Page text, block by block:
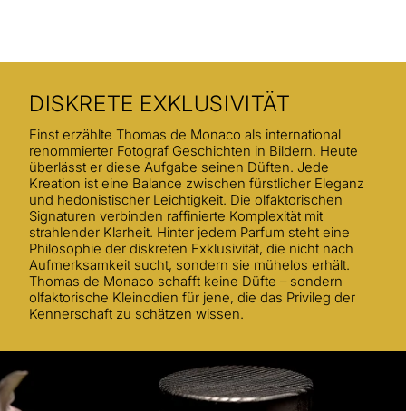
DISKRETE EXKLUSIVITÄT
Einst erzählte Thomas de Monaco als international
renommierter Fotograf Geschichten in Bildern. Heute
überlässt er diese Aufgabe seinen Düften. Jede
Kreation ist eine Balance zwischen fürstlicher Eleganz
und hedonistischer Leichtigkeit. Die olfaktorischen
Signaturen verbinden raffinierte Komplexität mit
strahlender Klarheit. Hinter jedem Parfum steht eine
Philosophie der diskreten Exklusivität, die nicht nach
Aufmerksamkeit sucht, sondern sie mühelos erhält.
Thomas de Monaco schafft keine Düfte – sondern
olfaktorische Kleinodien für jene, die das Privileg der
Kennerschaft zu schätzen wissen.